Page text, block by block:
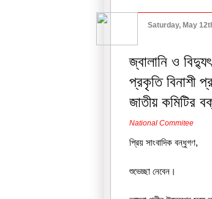
Saturday, May
জ্বালানি ও
প্রকৃতি বিনাশী
জাতীয় কমিটির
National Commitee
প্রিয় সাংবাদিক বন্ধুগণ,
শুভেচ্ছা নেবেন।